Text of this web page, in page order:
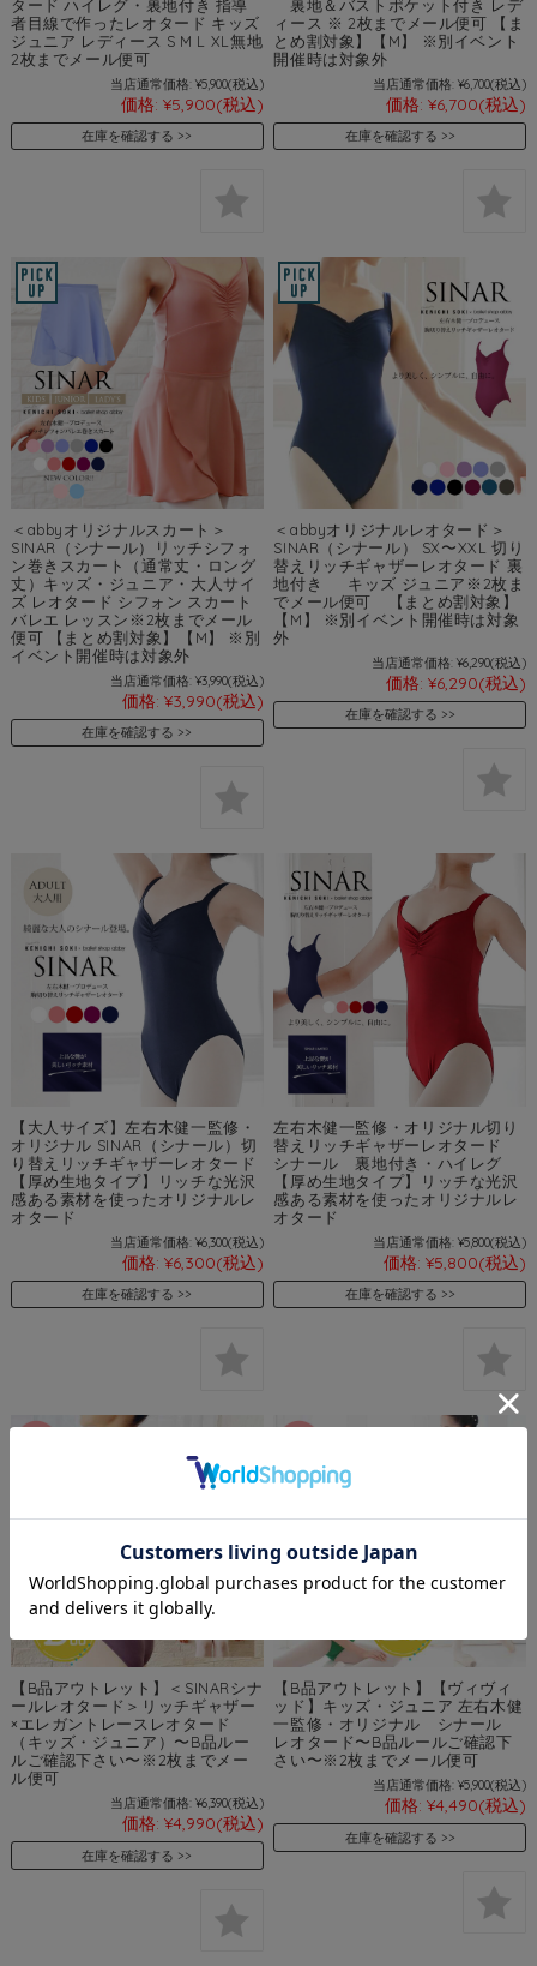
タード ハイレグ・裏地付き 指導
者目線で作ったレオタード キッズ
ジュニア レディース S M L XL無地
2枚までメール便可
当店通常価格: ¥5,900(税込)
価格: ¥5,900(税込)
在庫を確認する
裏地＆バストポケット付き レデ
ィース ※ 2枚までメール便可 【ま
とめ割対象】【M】 ※別イベント
開催時は対象外
当店通常価格: ¥6,700(税込)
価格: ¥6,700(税込)
在庫を確認する
＜abbyオリジナルスカート＞
SINAR（シナール）リッチシフォ
ン巻きスカート（通常丈・ロング
丈）キッズ・ジュニア・大人サイ
ズ レオタード シフォン スカート
バレエ レッスン※2枚までメール
便可 【まとめ割対象】【M】 ※別
イベント開催時は対象外
当店通常価格: ¥3,990(税込)
価格: ¥3,990(税込)
在庫を確認する
＜abbyオリジナルレオタード＞
SINAR（シナール） SX〜XXL 切り
替えリッチギャザーレオタード 裏
地付き キッズ ジュニア※2枚ま
でメール便可 【まとめ割対象】
【M】 ※別イベント開催時は対象
外
当店通常価格: ¥6,290(税込)
価格: ¥6,290(税込)
在庫を確認する
【大人サイズ】左右木健一監修・
オリジナル SINAR（シナール）切
り替えリッチギャザーレオタード
【厚め生地タイプ】リッチな光沢
感ある素材を使ったオリジナルレ
オタード
当店通常価格: ¥6,300(税込)
価格: ¥6,300(税込)
在庫を確認する
左右木健一監修・オリジナル切り
替えリッチギャザーレオタード
シナール 裏地付き・ハイレグ
【厚め生地タイプ】リッチな光沢
感ある素材を使ったオリジナルレ
オタード
当店通常価格: ¥5,800(税込)
価格: ¥5,800(税込)
在庫を確認する
【B品アウトレット】＜SINARシナ
ールレオタード＞リッチギャザー
×エレガントレースレオタード
（キッズ・ジュニア）〜B品ルー
ルご確認下さい〜※2枚までメー
ル便可
当店通常価格: ¥6,390(税込)
価格: ¥4,990(税込)
在庫を確認する
【B品アウトレット】【ヴィヴィ
ッド】キッズ・ジュニア 左右木健
一監修・オリジナル シナール
レオタード〜B品ルールご確認下
さい〜※2枚までメール便可
当店通常価格: ¥5,900(税込)
価格: ¥4,490(税込)
在庫を確認する